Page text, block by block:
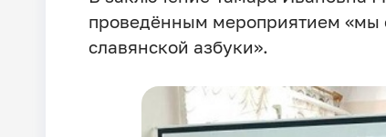
проведённым мероприятием «мы
славянской азбуки».